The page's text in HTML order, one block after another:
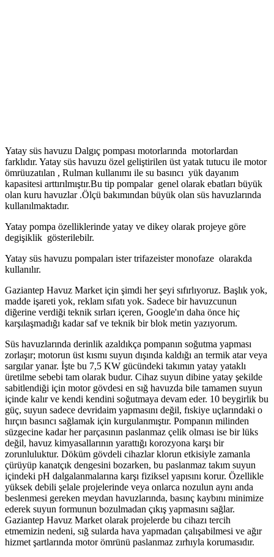
Yatay süs havuzu Dalgıç pompası motorlarında motorlardan
farklıdır. Yatay süs havuzu özel geliştirilen üst yatak tutucu ile motor
ömrüuzatılan , Rulman kullanımı ile su basıncı yük dayanım
kapasitesi arttırılmıştır.Bu tip pompalar genel olarak ebatları büyük
olan kuru havuzlar .Ölçü bakımından büyük olan süs havuzlarında
kullanılmaktadır.
Yatay pompa özelliklerinde yatay ve dikey olarak projeye göre
degişiklik gösterilebilr.
Yatay süs havuzu pompaları ister trifazeister monofaze olarakda
kullanılır.
Gaziantep Havuz Market için şimdi her şeyi sıfırlıyoruz. Başlık yok,
madde işareti yok, reklam sıfatı yok. Sadece bir havuzcunun
diğerine verdiği teknik sırları içeren, Google'ın daha önce hiç
karşılaşmadığı kadar saf ve teknik bir blok metin yazıyorum.
Süs havuzlarında derinlik azaldıkça pompanın soğutma yapması
zorlaşır; motorun üst kısmı suyun dışında kaldığı an termik atar veya
sargılar yanar. İşte bu 7,5 KW gücündeki takımın yatay yataklı
üretilme sebebi tam olarak budur. Cihaz suyun dibine yatay şekilde
sabitlendiği için motor gövdesi en sığ havuzda bile tamamen suyun
içinde kalır ve kendi kendini soğutmaya devam eder. 10 beygirlik bu
güç, suyun sadece devridaim yapmasını değil, fıskiye uçlarındaki o
hırçın basıncı sağlamak için kurgulanmıştır. Pompanın milinden
süzgecine kadar her parçasının paslanmaz çelik olması ise bir lüks
değil, havuz kimyasallarının yarattığı korozyona karşı bir
zorunluluktur. Döküm gövdeli cihazlar klorun etkisiyle zamanla
çürüyüp kanatçık dengesini bozarken, bu paslanmaz takım suyun
içindeki pH dalgalanmalarına karşı fiziksel yapısını korur. Özellikle
yüksek debili şelale projelerinde veya onlarca nozulun aynı anda
beslenmesi gereken meydan havuzlarında, basınç kaybını minimize
ederek suyun formunun bozulmadan çıkış yapmasını sağlar.
Gaziantep Havuz Market olarak projelerde bu cihazı tercih
etmemizin nedeni, sığ sularda hava yapmadan çalışabilmesi ve ağır
hizmet şartlarında motor ömrünü paslanmaz zırhıyla korumasıdır.